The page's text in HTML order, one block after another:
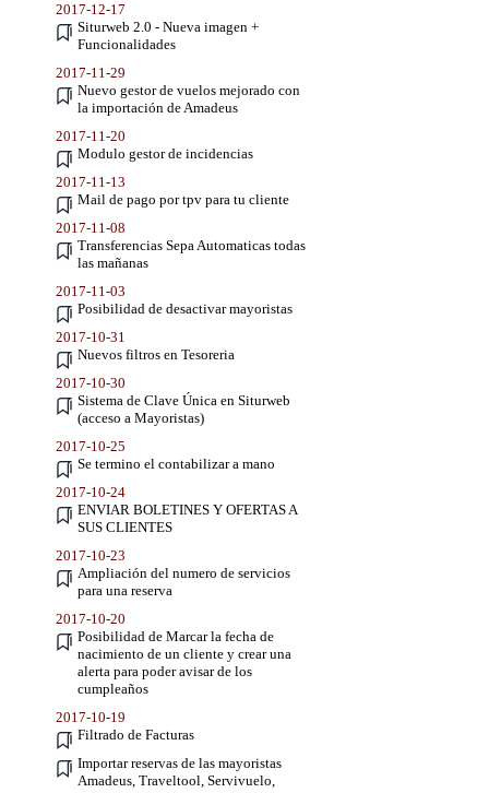
2017-12-17
Siturweb 2.0 - Nueva imagen +
Funcionalidades
2017-11-29
Nuevo gestor de vuelos mejorado con
la importación de Amadeus
2017-11-20
Modulo gestor de incidencias
2017-11-13
Mail de pago por tpv para tu cliente
2017-11-08
Transferencias Sepa Automaticas todas
las mañanas
2017-11-03
Posibilidad de desactivar mayoristas
2017-10-31
Nuevos filtros en Tesoreria
2017-10-30
Sistema de Clave Única en Siturweb
(acceso a Mayoristas)
2017-10-25
Se termino el contabilizar a mano
2017-10-24
ENVIAR BOLETINES Y OFERTAS A
SUS CLIENTES
2017-10-23
Ampliación del numero de servicios
para una reserva
2017-10-20
Posibilidad de Marcar la fecha de
nacimiento de un cliente y crear una
alerta para poder avisar de los
cumpleaños
2017-10-19
Filtrado de Facturas
Importar reservas de las mayoristas
Amadeus, Traveltool, Servivuelo,